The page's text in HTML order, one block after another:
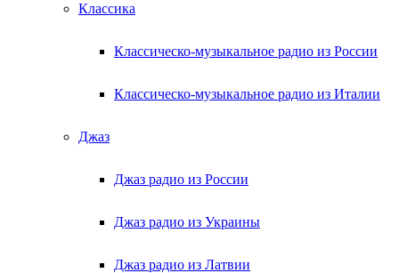
Классика
Классическо-музыкальное радио из России
Классическо-музыкальное радио из Италии
Джаз
Джаз радио из России
Джаз радио из Украины
Джаз радио из Латвии